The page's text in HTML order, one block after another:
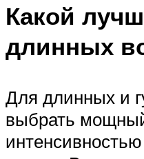
Какой
длинных
Для длинных и
выбрать